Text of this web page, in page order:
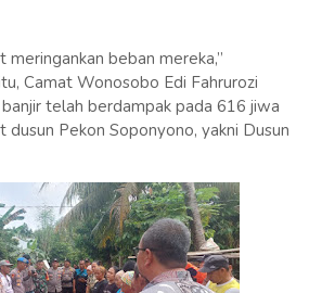
meringankan beban mereka,”
Camat Wonosobo Edi Fahrurozi
telah berdampak pada 616 jiwa
Pekon Soponyono, yakni Dusun